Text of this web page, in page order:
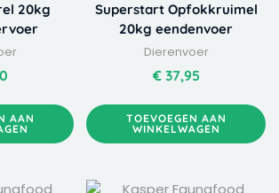
20kg
AAN
Superstart Opfokkruimel
20kg eendenvoer
Dierenvoer
€37,95
TOEVOEGEN AAN
WINKELWAGEN